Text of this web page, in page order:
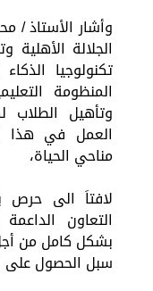
وأشار الأستاذ /
الجلالة
تكنولوجيا
المنظومة
وتأهيل
العمل في
مناحي الحياة،
التعاون
بشكل كامل من
سبل الحصول على